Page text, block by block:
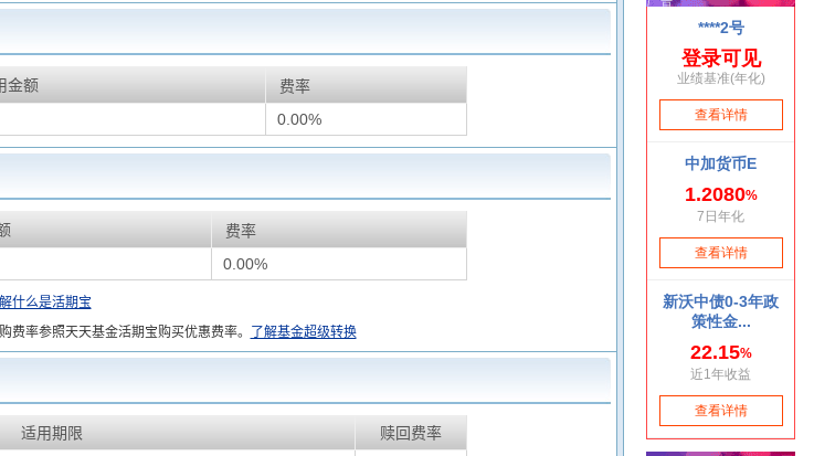
金额
费率
0.00%
费率
0.00%
解什么是活期宝
费率参照天天基金活期宝购买优惠费率。
了解基金超级转换
适用期限
赎回费率